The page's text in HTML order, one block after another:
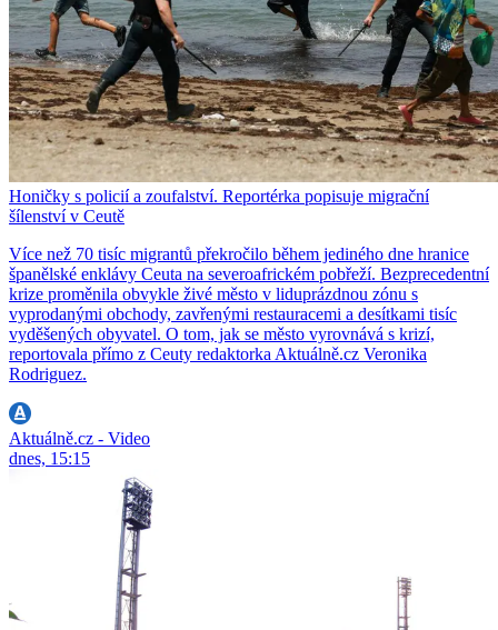
Honičky s policií a zoufalství. Reportérka popisuje migrační
šílenství v Ceutě
Více než 70 tisíc migrantů překročilo během jediného dne hranice
španělské enklávy Ceuta na severoafrickém pobřeží. Bezprecedentní
krize proměnila obvykle živé město v liduprázdnou zónu s
vyprodanými obchody, zavřenými restauracemi a desítkami tisíc
vyděšených obyvatel. O tom, jak se město vyrovnává s krizí,
reportovala přímo z Ceuty redaktorka Aktuálně.cz Veronika
Rodriguez.
Aktuálně.cz - Video
dnes, 15:15